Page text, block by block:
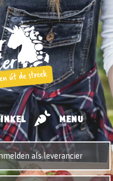
MENU
als leverancier